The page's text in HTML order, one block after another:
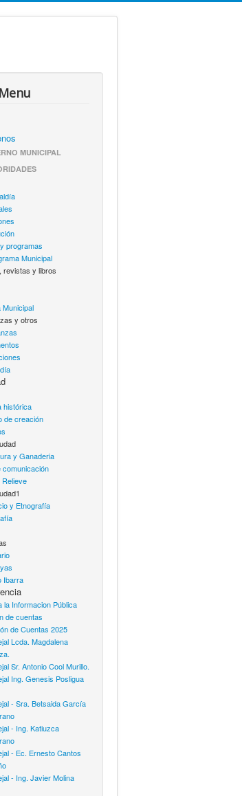
MUNICIPAL
programas
Municipal
revistas y libros
Municipal
y otros
histórica
de creación
y Ganaderia
comunicación
y Etnografía
Ibarra
la Informacion Pública
de cuentas
de Cuentas 2025
Lcda. Magdalena
Sr. Antonio Cool Murillo.
Ing. Genesis Posligua
- Sra. Betsaida García
- Ing. Katiuzca
- Ec. Ernesto Cantos
- Ing. Javier Molina